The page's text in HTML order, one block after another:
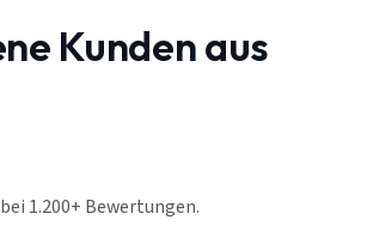
Kunden aus
bei 1.200+ Bewertungen.